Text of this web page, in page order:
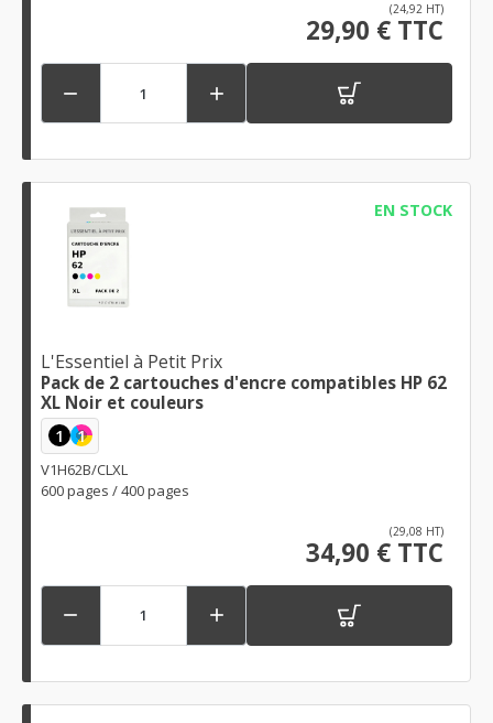
(24,92 HT)
29,90 € TTC
 
EN STOCK
L'Essentiel à Petit Prix
Pack de 2 cartouches d'encre compatibles HP 62
XL Noir et couleurs
1 1
V1H62B/CLXL
600 pages / 400 pages
(29,08 HT)
34,90 € TTC
 